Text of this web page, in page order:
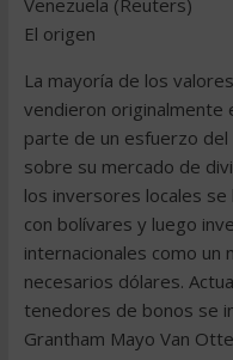
Venezuela (Reuters)
El origen
La mayoría de los
vendieron originalmente
parte de un esfuerzo
sobre su mercado de
los inversores locales
con bolívares y luego
internacionales como
necesarios dólares.
tenedores de bonos se
Grantham Mayo Van